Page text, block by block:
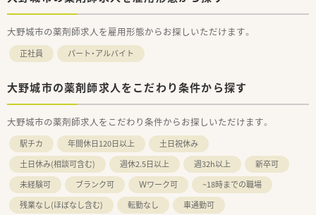
大野城市の薬剤師求人を雇用形態からお探しいただけます。
正社員 パート・アルバイト
大野城市の薬剤師求人をこだわり条件から探す
大野城市の薬剤師求人をこだわり条件からお探しいただけます。
駅チカ 年間休日120日以上
土日祝休み
土日休み(相談可含む)
週休2.5日以上 週32h以上
新卒可
未経験可
ブランク可 Ｗワーク可
~18時までの職場
残業なし(ほぼなし含む)
転勤なし
車通勤可